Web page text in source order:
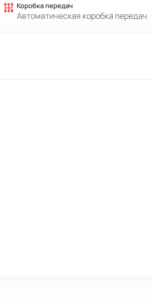
Коробка передач
Автоматическая коробка передач